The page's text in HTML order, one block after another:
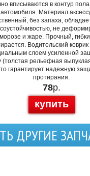
вписываются в контур
автомобиля. Материал
без запаха,
не
морозе и жаре. Прочный,
Водительский
слоем усиленной
(толстая рельефная
гарантирует надежную
протирания.
78р.
купить
ДРУГИЕ